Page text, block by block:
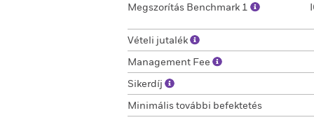
Megszorítás Benchmark 1
Vételi jutalék
Management Fee
Sikerdíj
Minimális további befektetés